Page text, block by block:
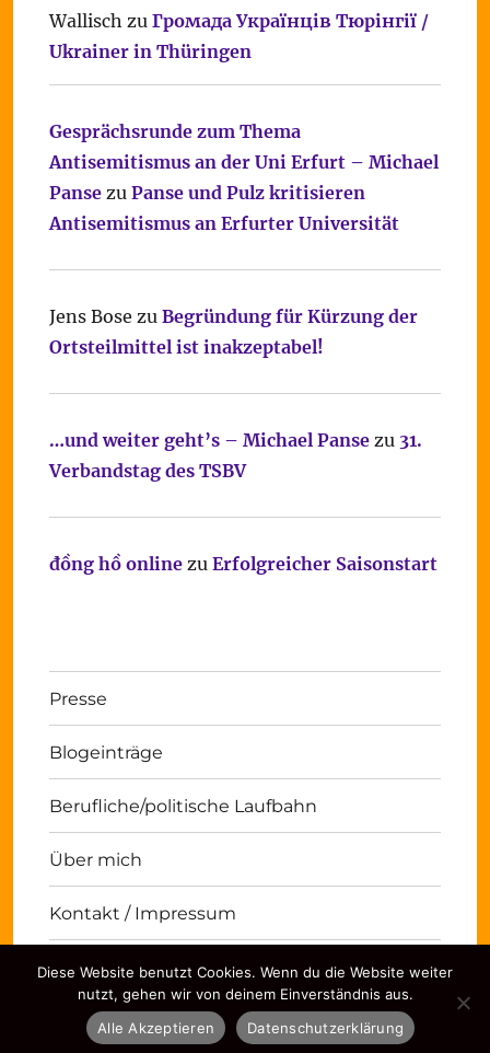
Wallisch zu Громада Українців Тюрінгії /
Ukrainer in Thüringen
Gesprächsrunde zum Thema
Antisemitismus an der Uni Erfurt – Michael
Pansezu Panse und Pulz kritisieren
Antisemitismus an Erfurter Universität
Jens Bose zu Begründung für Kürzung der
Ortsteilmittel ist inakzeptabel!
…und weiter geht’s – Michael Pansezu 31.
Verbandstag des TSBV
đồng hồ onlinezu Erfolgreicher Saisonstart
Presse
Blogeinträge
Berufliche/politische Laufbahn
Über mich
Kontakt / Impressum
Michael Panse Kontakt / Impressum
Stolz
präsentiert von WordPress
Diese Website benutzt Cookies. Wenn du die Website weiter
nutzt, gehen wir von deinem Einverständnis aus.
Alle Akzeptieren
Datenschutzerklärung